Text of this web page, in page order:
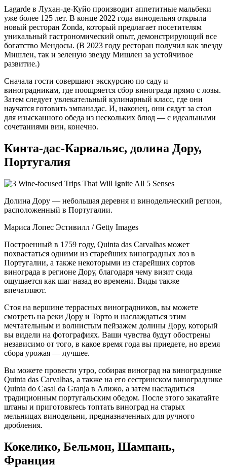
Lagarde в Лухан-де-Куйо производит аппетитные мальбеки
уже более 125 лет. В конце 2022 года винодельня открыла
новый ресторан Zonda, который предлагает посетителям
уникальный гастрономический опыт, демонстрирующий все
богатство Мендосы. (В 2023 году ресторан получил как звезду
Мишлен, так и зеленую звезду Мишлен за устойчивое
развитие.)
Сначала гости совершают экскурсию по саду и
виноградникам, где поощряется сбор винограда прямо с лозы.
Затем следует увлекательный кулинарный класс, где они
научатся готовить эмпанадас. И, наконец, они сядут за стол
для изысканного обеда из нескольких блюд — с идеальными
сочетаниями вин, конечно.
Кинта-дас-Карвальяс, долина Дору,
Португалия
Долина Дору — небольшая деревня и винодельческий регион,
расположенный в Португалии.
Мариса Лопес Эстивилл / Getty Images
Построенный в 1759 году, Quinta das Carvalhas может
похвастаться одними из старейших виноградных лоз в
Португалии, а также некоторыми из старейших сортов
винограда в регионе Дору, благодаря чему визит сюда
ощущается как шаг назад во времени. Виды также
впечатляют.
Стоя на вершине террасных виноградников, вы можете
смотреть на реки Дору и Торто и наслаждаться этим
мечтательным и волнистым пейзажем долины Дору, который
вы видели на фотографиях. Ваши чувства будут обострены
независимо от того, в какое время года вы приедете, но время
сбора урожая — лучшее.
Вы можете провести утро, собирая виноград на винограднике
Quinta das Carvalhas, а также на его сестринском винограднике
Quinta do Casal da Granja в Алижо, а затем насладиться
традиционным португальским обедом. После этого закатайте
штаны и приготовьтесь топтать виноград на старых
мельницах винодельни, предназначенных для ручного
дробления.
Кокелико, Бельмон, Шампань,
Франция